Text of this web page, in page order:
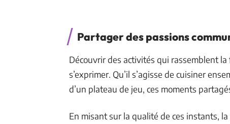
Partager des passions
Découvrir des activités qui rassemblent
s’exprimer. Qu’il s’agisse de cuisiner
d’un plateau de jeu, ces moments
En misant sur la qualité de ces instants,